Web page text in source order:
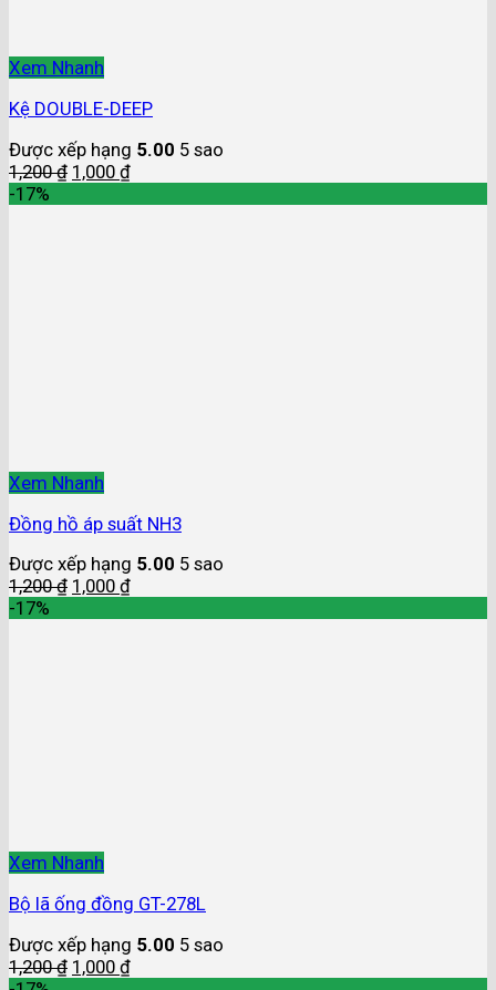
Xem Nhanh
Kệ DOUBLE-DEEP
Được xếp hạng 5.00 5 sao
1,200₫ 1,000 ₫
-17%
Xem Nhanh
Đồng hồ áp suất NH3
Được xếp hạng 5.00 5 sao
1,200₫ 1,000 ₫
-17%
Xem Nhanh
Bộ lã ống đồng GT-278L
Được xếp hạng 5.00 5 sao
1,200₫ 1,000 ₫